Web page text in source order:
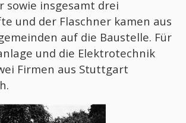
sowie insgesamt drei
und der Flaschner kamen aus
auf die Baustelle. Für
und die Elektrotechnik
Firmen aus Stuttgart